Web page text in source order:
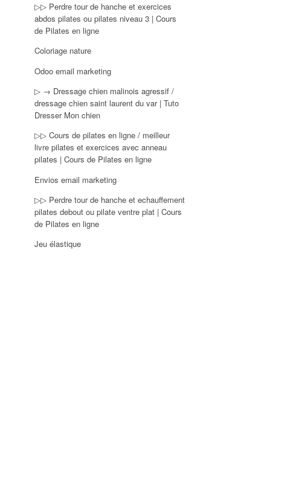
▷▷ Perdre tour de hanche et exercices
abdos pilates ou pilates niveau 3 | Cours
de Pilates en ligne
Coloriage nature
Odoo email marketing
▷ → Dressage chien malinois agressif /
dressage chien saint laurent du var | Tuto
Dresser Mon chien
▷▷ Cours de pilates en ligne / meilleur
livre pilates et exercices avec anneau
pilates | Cours de Pilates en ligne
Envios email marketing
▷▷ Perdre tour de hanche et echauffement
pilates debout ou pilate ventre plat | Cours
de Pilates en ligne
Jeu élastique